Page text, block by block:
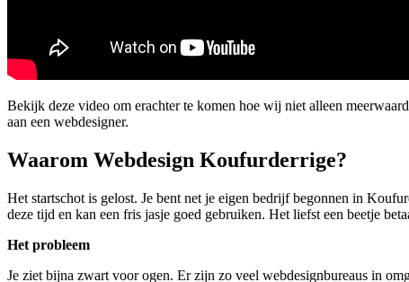
Bekijk deze video om erachter te komen hoe wij niet alleen
aan een webdesigner.
Waarom Webdesign Koufurderrige?
Het startschot is gelost. Je bent net je eigen bedrijf begonnen in
deze tijd en kan een fris jasje goed gebruiken. Het liefst een beetje
Het probleem
Je ziet bijna zwart voor ogen. Er zijn zo veel webdesignbureaus in